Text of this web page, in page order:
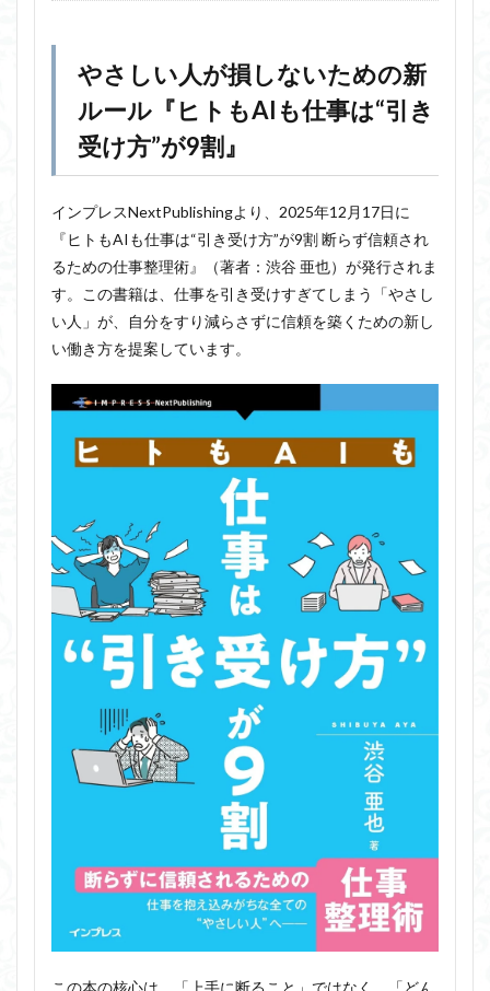
やさしい人が損しないための新
ルール『ヒトもAIも仕事は“引き
受け方”が9割』
インプレスNextPublishingより、2025年12月17日に
『ヒトもAIも仕事は“引き受け方”が9割 断らず信頼され
るための仕事整理術』（著者：渋谷 亜也）が発行されま
す。この書籍は、仕事を引き受けすぎてしまう「やさし
い人」が、自分をすり減らさずに信頼を築くための新し
い働き方を提案しています。